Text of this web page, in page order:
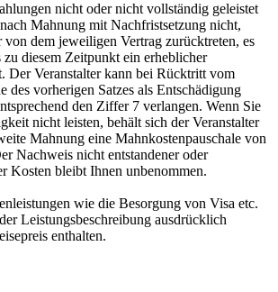
nicht oder nicht vollständig geleistet
Mahnung mit Nachfristsetzung nicht,
von dem jeweiligen Vertrag zurücktreten, es
zu diesem Zeitpunkt ein erheblicher
Der Veranstalter kann bei Rücktritt vom
des vorherigen Satzes als Entschädigung
den Ziffer 7 verlangen. Wenn Sie
nicht leisten, behält sich der Veranstalter
Mahnung eine Mahnkostenpauschale von
Nachweis nicht entstandener oder
Kosten bleibt Ihnen unbenommen.
wie die Besorgung von Visa etc.
Leistungsbeschreibung ausdrücklich
enthalten.